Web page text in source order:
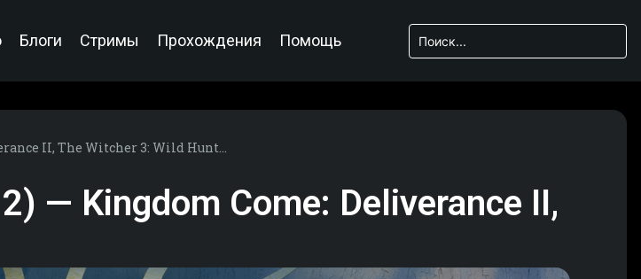
Блоги Стримы Прохождения Помощь
II, The Witcher 3: Wild Hunt…
— Kingdom Come: Deliverance II,